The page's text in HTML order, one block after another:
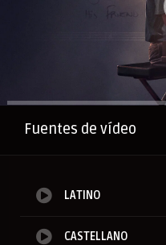
Anuncio
Fuentes de vídeo
LATINO
CASTELLANO